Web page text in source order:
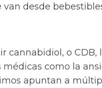
desde
cannabidiol, o CDB,
como la
apuntan a